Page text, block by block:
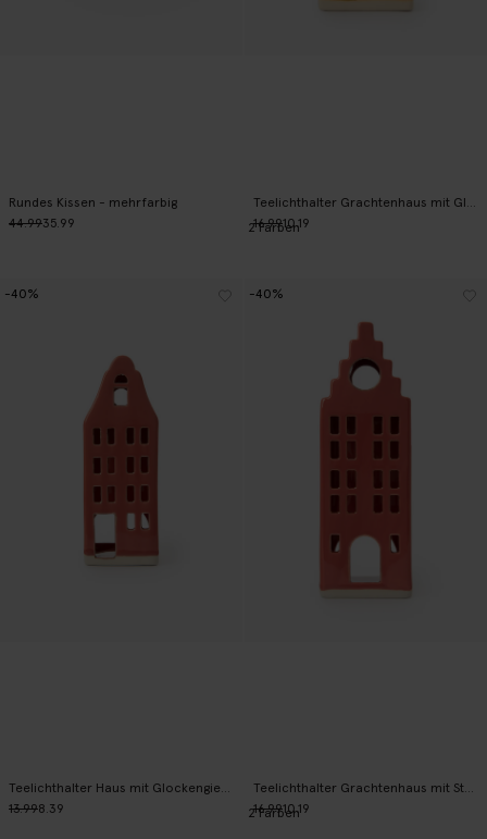
Rundes Kissen - mehrfarbig
44.9935.99
16.9910.19
2Farben
Teelichthalter Haus mit Glockengiebel - rot
13.998.39
-40%
Teelichthalter Grachtenhaus mit Staffelgiebel - rot
16.9910.19
-40%
2Farben